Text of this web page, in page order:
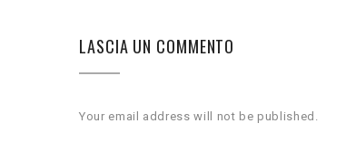
LASCIA UN COMMENTO
Your email address will not be published.